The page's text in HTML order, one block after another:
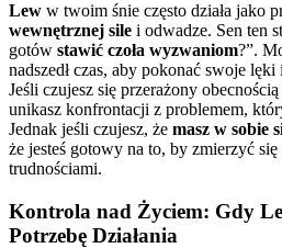
Lew w twoim śnie często działa jako
wewnętrznej sile i odwadze. Sen ten
gotów stawić czoła wyzwaniom?”.
nadszedł czas, aby pokonać swoje
Jeśli czujesz się przerażony
unikasz konfrontacji z problemem,
Jednak jeśli czujesz, że masz w sobie
że jesteś gotowy na to, by zmierzyć
trudnościami.
Kontrola nad Życiem: Gdy
Potrzebę Działania